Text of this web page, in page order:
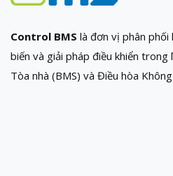
Control BMS là đơn vị phân phối
biến và giải pháp điều khiển
Tòa nhà (BMS) và Điều hòa